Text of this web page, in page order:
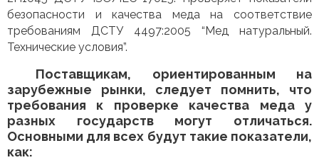
безопасности и качества меда на соответствие
требованиям ДСТУ 4497:2005 “Мед натуральный.
Технические условия”.
Поставщикам, ориентированным на
зарубежные рынки, следует помнить, что
требования к проверке качества меда у
разных государств могут отличаться.
Основными для всех будут такие показатели,
как: